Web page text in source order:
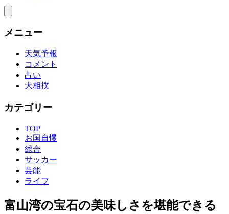
メニュー
天気予報
コメント
占い
大相撲
カテゴリー
TOP
お国自慢
総合
サッカー
芸能
ライフ
富山湾の宝石の美味しさを堪能できる